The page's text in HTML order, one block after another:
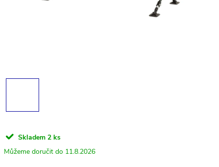
Skladem 2 ks
11.8.2026